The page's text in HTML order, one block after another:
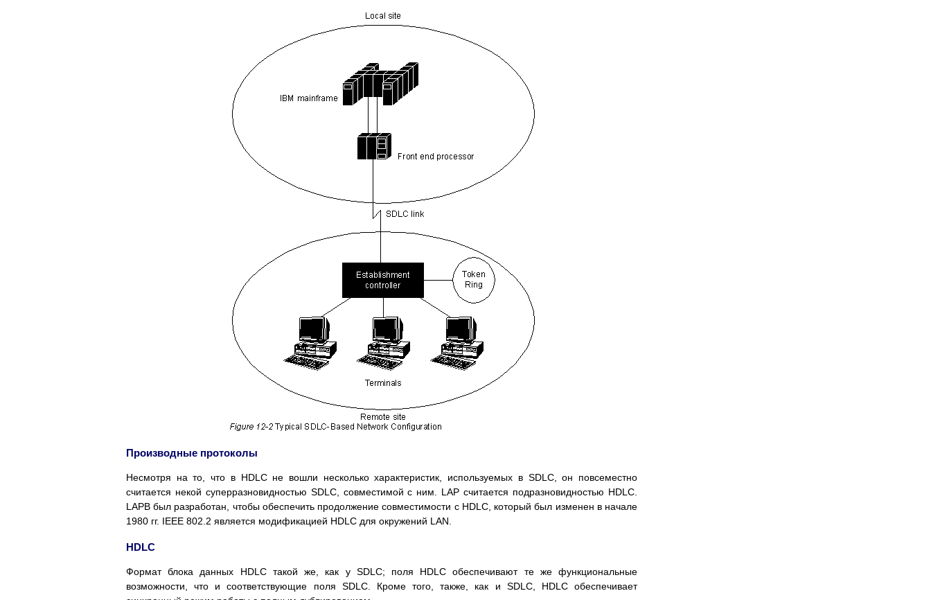
Производные протоколы
Несмотря на то, что в HDLC не вoшли несколько характеристик, используемых в SDLC, он повсеместно
считается некой суперразновидностью SDLC, совместимой с ним. LAP считается подразновидностью HDLC.
LAPB был разработан, чтобы обеспечить продолжение совместимости с HDLC, который был изменен в начале
1980 гг. IEEE 802.2 является модификацией HDLC для окружений LAN.
HDLC
Формат блока данных HDLC такой же, как у SDLC; поля HDLC обеспечивают те же функциональные
возможности, что и соответствующие поля SDLC. Кроме того, также, как и SDLC, HDLC обеспечивает